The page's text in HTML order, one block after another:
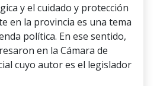
y el cuidado y protección
en la provincia es una tema
política. En ese sentido,
en la Cámara de
cuyo autor es el legislador